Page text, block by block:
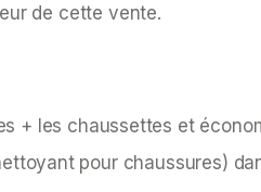
de cette vente.
+ les chaussettes et
pour chaussures)